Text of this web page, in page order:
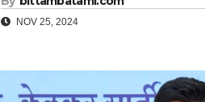
NOV 25, 2024